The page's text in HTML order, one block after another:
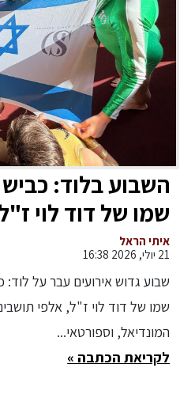
שמו של דוד לוי
גמר המונדיאל
עם מדליות
איתי הראל
21 יולי, 2026 16:38
שמו של דוד לוי ז"ל, אלפי
המונדיאל, וספורטאי...
לקריאת הכתבה »